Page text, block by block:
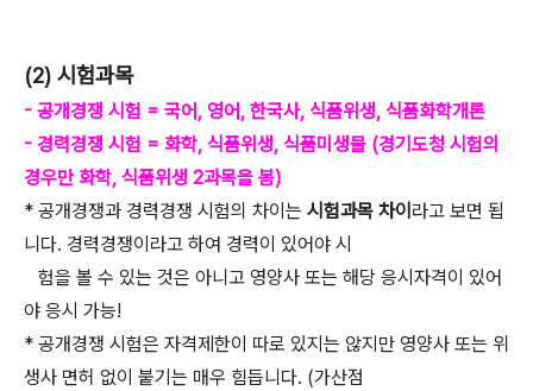
(2) 시험과목
- 공개경쟁 시험 = 국어, 영어, 한국사, 식품위생, 식품화학개론
- 경력경쟁 시험 = 화학, 식품위생, 식품미생물 (경기도청 시험의
경우만 화학, 식품위생 2과목을 봄)
* 공개경쟁과 경력경쟁 시험의 차이는 시험과목 차이 라고 보면 됩
니다. 경력경쟁이라고 하여 경력이 있어야 시
험을 볼 수 있는 것은 아니고 영양사 또는 해당 응시자격이 있어
야 응시 가능!
* 공개경쟁 시험은 자격제한이 따로 있지는 않지만 영양사 또는 위
생사 면허 없이 붙기는 매우 힘듭니다. (가산점